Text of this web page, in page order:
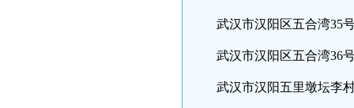
武汉市汉阳区五合湾35
武汉市汉阳区五合湾36
武汉市汉阳五里墩坛李